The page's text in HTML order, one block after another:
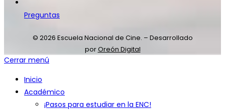
Preguntas
© 2026 Escuela Nacional de Cine. – Desarrollado
porOreón Digital
Cerrar menú
Inicio
Académico
¡Pasos para estudiar en la ENC!